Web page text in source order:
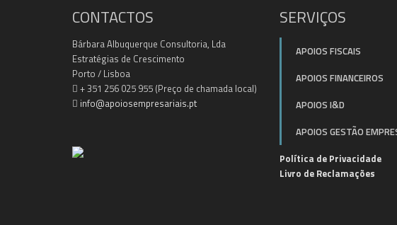
CONTACTOS
Bárbara Albuquerque Consultoria, Lda
Estratégias de Crescimento
Porto / Lisboa
+ 351 256 025 955 (Preço de chamada local)
info@apoiosempresariais.pt
SERVIÇOS
APOIOS FISCAIS
APOIOS FINANCEIROS
APOIOS I&D
APOIOS GESTÃO
Política de Privacidade
Livro de Reclamações